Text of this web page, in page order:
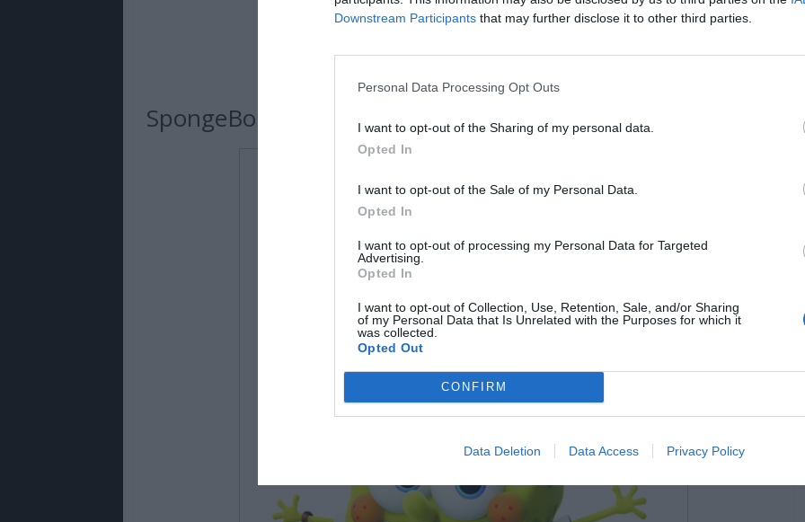
Downstream Participants that may further disclose it to other third parties.
Personal Data Processing Opt Outs
I want to opt-out of the Sharing of my personal data.
Opted In
I want to opt-out of the Sale of my Personal Data.
Opted In
I want to opt-out of processing my Personal Data for Targeted
Advertising.
Opted In
I want to opt-out of Collection, Use, Retention, Sale, and/or Sharing
of my Personal Data that Is Unrelated with the Purposes for which it
was collected.
Opted Out
CONFIRM
Data Deletion Data Access Privacy Policy
SpongeBob SquarePants (10 anos)